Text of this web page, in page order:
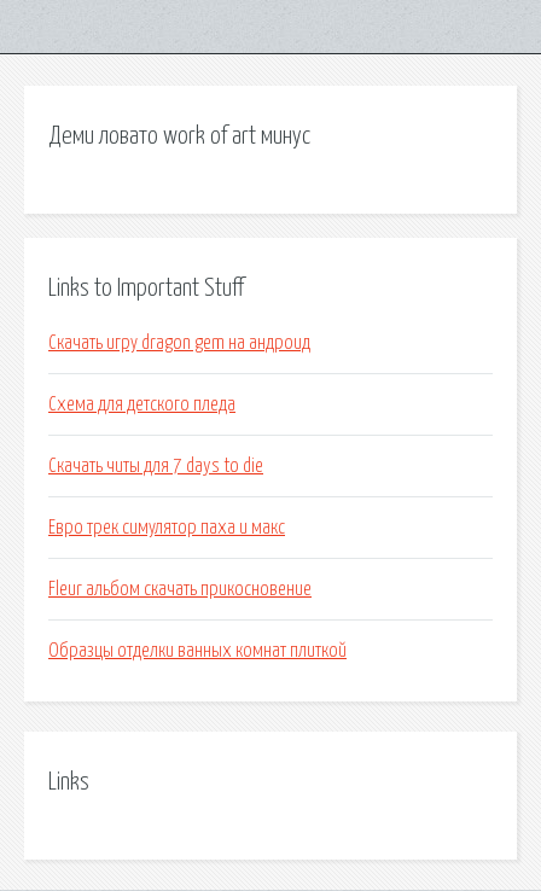
Деми ловато work of art минус
Links to Important Stuff
Скачать игру dragon gem на андроид
Схема для детского пледа
Скачать читы для 7 days to die
Евро трек симулятор паха и макс
Fleur альбом скачать прикосновение
Образцы отделки ванных комнат плиткой
Links